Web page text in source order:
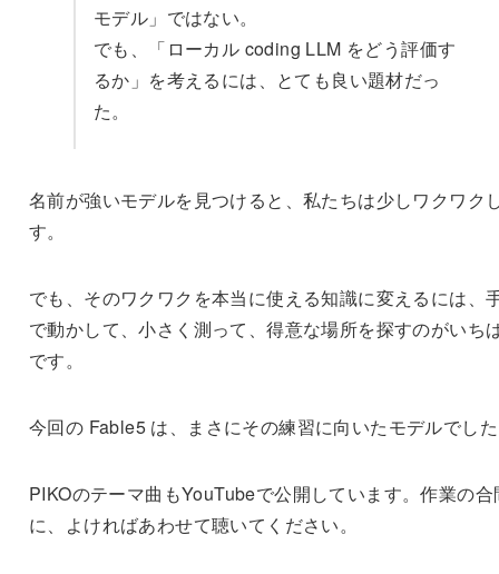
モデル」ではない。
でも、「ローカル coding LLM をどう評価す
るか」を考えるには、とても良い題材だっ
た。
名前が強いモデルを見つけると、私たちは少しワクワク
す。
でも、そのワクワクを本当に使える知識に変えるには、
で動かして、小さく測って、得意な場所を探すのがいち
です。
今回の Fable5 は、まさにその練習に向いたモデルでし
PIKOのテーマ曲もYouTubeで公開しています。作業の合
に、よければあわせて聴いてください。